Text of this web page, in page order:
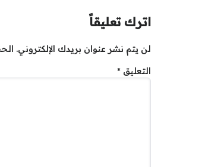
اترك تعليقاً
لن يتم نشر عنوان بريدك الإلكتروني.
التعليق *